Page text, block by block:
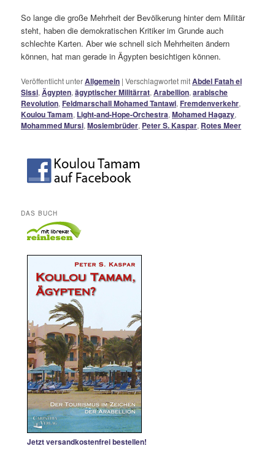
So lange die große Mehrheit der Bevölkerung hinter dem Militär
steht, haben die demokratischen Kritiker im Grunde auch
schlechte Karten. Aber wie schnell sich Mehrheiten ändern
können, hat man gerade in Ägypten besichtigen können.
Veröffentlicht unterAllgemein |Verschlagwortet mitAbdel Fatah el
Sissi,Ägypten,ägyptischer Militärrat,Arabellion,arabische
Revolution,Feldmarschall Mohamed Tantawi,Fremdenverkehr,
Koulou Tamam, Light-and-Hope-Orchestra,Mohamed Hagazy,
Mohammed Mursi,Moslembrüder, Peter S. Kaspar, Rotes Meer
DAS BUCH
Jetzt versandkostenfrei bestellen!